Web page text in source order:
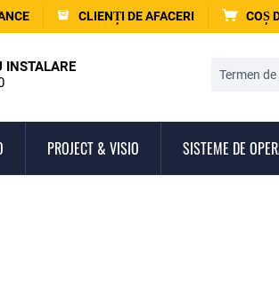
CLIENȚI DE AFACERI COȘ
INSTALARE
PROJECT & VISIO SISTEME DE